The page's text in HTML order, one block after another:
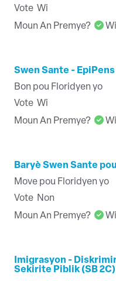
Vote Wi
Moun An Premye?
Wi
Swen Sante -
Bon pou Floridyen yo
Vote Wi
Moun An Premye?
Wi
Baryè Swen Sante
Move pou Floridyen yo
Vote Non
Moun An Premye?
Wi
Imigrasyon -
Sekirite Piblik (SB 2C)